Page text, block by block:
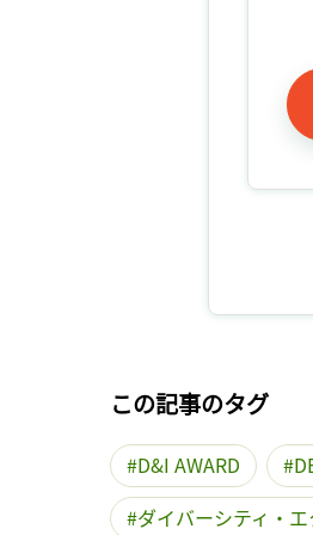
この記事のタグ
D&I AWARD
ダイバーシティ・